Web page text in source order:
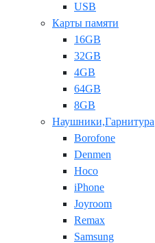
USB
Карты памяти
16GB
32GB
4GB
64GB
8GB
Наушники,Гарнитура
Borofone
Denmen
Hoco
iPhone
Joyroom
Remax
Samsung